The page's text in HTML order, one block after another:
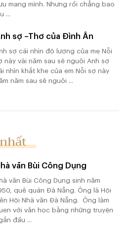
mang mình. Nhưng rồi chẳng bao
...
sợ –Thơ của Đình Ân
sợ cái nhìn độ lượng của mẹ Nỗi
này vài năm sau sẽ nguôi Anh sợ
nhìn khắt khe của em Nỗi sợ này
năm sau sẽ nguôi ...
văn Bùi Công Dụng
văn Bùi Công Dụng sinh năm
quê quán Đà Nẵng. Ông là Hội
Hội Nhà văn Đà Nẵng. Ông làm
với văn học bằng những truyện
đầu ...